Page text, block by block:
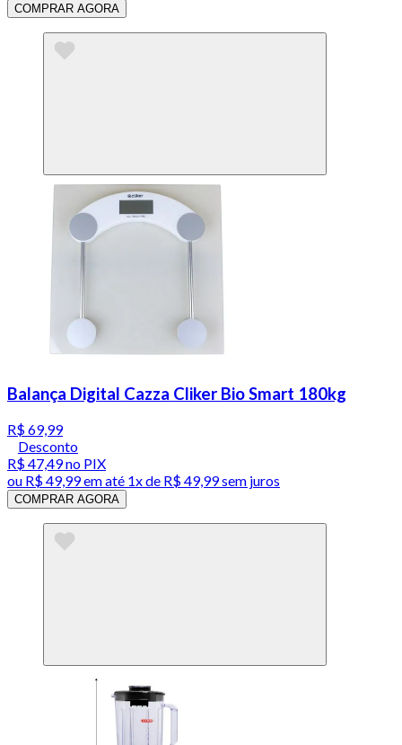
COMPRAR AGORA
Balança Digital Cazza Cliker Bio Smart 180kg
R$ 69,99
Desconto
R$ 47,49no PIX
ou R$ 49,99em até 1x de R$ 49,99sem juros
COMPRAR AGORA